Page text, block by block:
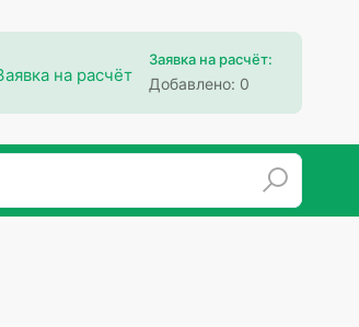
Заявка на расчёт:
Добавлено: 0